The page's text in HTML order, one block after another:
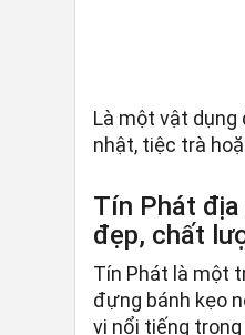
Là một vật dụng
nhật, tiệc trà
Tín Phát
đẹp, chất
Tín Phát là một
đựng bánh kẹo
vị nổi tiếng